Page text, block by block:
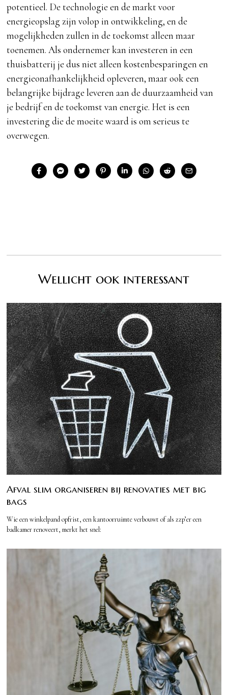
potentieel. De technologie en de markt voor
energieopslag zijn volop in ontwikkeling, en de
mogelijkheden zullen in de toekomst alleen maar
toenemen. Als ondernemer kan investeren in een
thuisbatterij je dus niet alleen kostenbesparingen en
energieonafhankelijkheid opleveren, maar ook een
belangrijke bijdrage leveren aan de duurzaamheid van
je bedrijf en de toekomst van energie. Het is een
investering die de moeite waard is om serieus te
overwegen.
Wellicht ook interessant
Afval slim organiseren bij renovaties met big
bags
Wie een winkelpand opfrist, een kantoorruimte verbouwt of als zzp’er een
badkamer renoveert, merkt het snel: